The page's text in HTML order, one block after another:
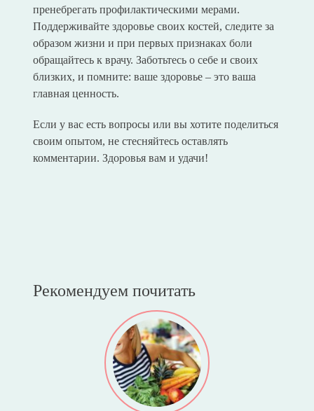
пренебрегать профилактическими мерами.
Поддерживайте здоровье своих костей, следите за
образом жизни и при первых признаках боли
обращайтесь к врачу. Заботьтесь о себе и своих
близких, и помните: ваше здоровье – это ваша
главная ценность.
Если у вас есть вопросы или вы хотите поделиться
своим опытом, не стесняйтесь оставлять
комментарии. Здоровья вам и удачи!
Рекомендуем почитать